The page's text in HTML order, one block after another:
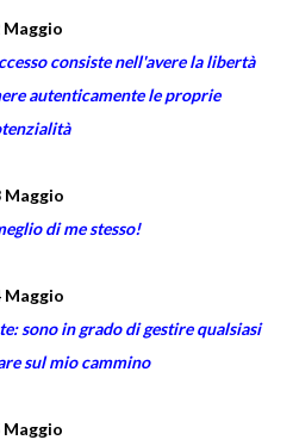
2 Maggio
autenticamente le proprie
3 Maggio
di me stesso!
4 Maggio
sul mio cammino
5 Maggio